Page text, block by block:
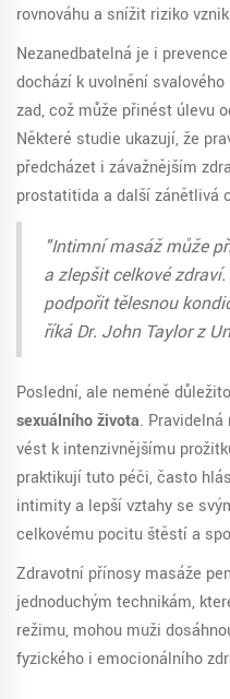
rovnováhu a snížit riziko
Nezanedbatelná je i prevence
dochází k uvolnění
zad, což může přinést úlevu
Některé studie ukazují, že
předcházet i závažnějším
prostatitida a další zánětlivá
"Intimní masáž může
a zlepšit celkové
podpořit tělesnou
říká Dr. John Taylor z
Poslední, ale neméně
sexuálního života.
vést k intenzivnějšímu
praktikují tuto péči, často
intimity a lepší vztahy se
celkovému pocitu štěstí a
Zdravotní přínosy masáže
jednoduchým technikám,
režimu, mohou muži
fyzického i emocionálního